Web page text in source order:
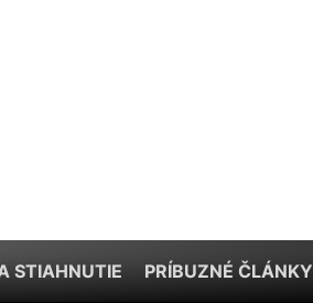
STIAHNUTIE PRÍBUZNÉ ČLÁNKY